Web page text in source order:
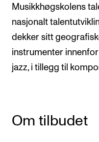
Musikkhøgskolens
nasjonalt
dekker sitt
instrumenter
jazz, i tillegg til
Om tilbudet